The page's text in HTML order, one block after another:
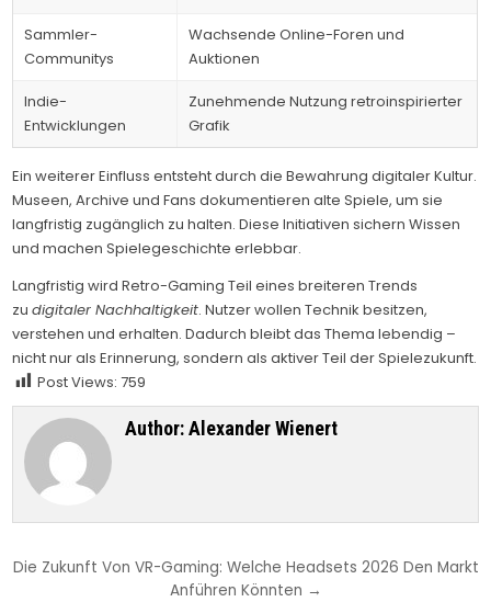
Sammler-
Communitys
Wachsende Online-Foren und
Auktionen
Indie-
Entwicklungen
Zunehmende Nutzung retroinspirierter
Grafik
Ein weiterer Einfluss entsteht durch die Bewahrung digitaler Kultur.
Museen, Archive und Fans dokumentieren alte Spiele, um sie
langfristig zugänglich zu halten. Diese Initiativen sichern Wissen
und machen Spielegeschichte erlebbar.
Langfristig wird Retro-Gaming Teil eines breiteren Trends
zudigitaler Nachhaltigkeit. Nutzer wollen Technik besitzen,
verstehen und erhalten. Dadurch bleibt das Thema lebendig –
nicht nur als Erinnerung, sondern als aktiver Teil der Spielezukunft.
Post Views: 759
Author:Alexander Wienert
Beitragsnavigation
Die Zukunft Von VR-Gaming: Welche Headsets 2026 Den Markt
Anführen Könnten →